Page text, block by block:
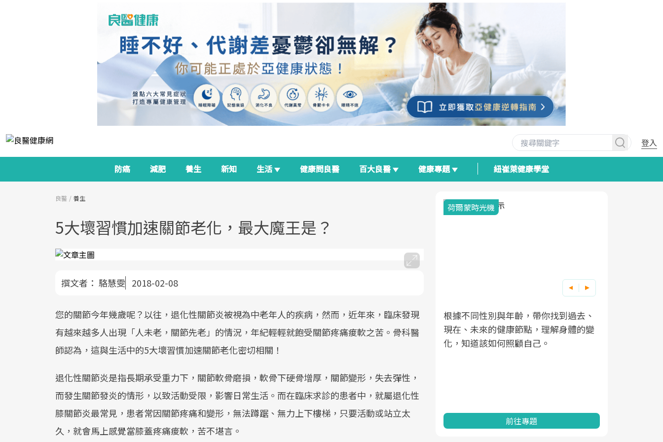
登入
防癌 減肥 養生 新知 生活 健康問良醫 百大良醫 健康專題 紐崔萊健康學堂
良醫 養生
5大壞習慣加速關節老化，最大魔王是？
撰文者： 駱慧雯 2018-02-08
您的關節今年幾歲呢？以往，退化性關節炎被視為中老年人的疾病，然而，近年來，臨床發現
有越來越多人出現「人未老，關節先老」的情況，年紀輕輕就飽受關節疼痛痠軟之苦。骨科醫
師認為，這與生活中的5大壞習慣加速關節老化密切相關！
退化性關節炎是指長期承受重力下，關節軟骨磨損，軟骨下硬骨增厚，關節變形，失去彈性，
而發生關節發炎的情形，以致活動受限，影響日常生活。而在臨床求診的患者中，就屬退化性
膝關節炎最常見，患者常因關節疼痛和變形，無法蹲踞、無力上下樓梯，只要活動或站立太
久，就會馬上感覺當膝蓋疼痛痠軟，苦不堪言。
面對超高齡社會的浪潮，台灣正在快速
邁向「健康照護」的新時代。隨著國家
照3.0」的推進，「預防醫學」已成全民
關注的核心議題。然而，健檢不只是醫
療院所的服務，更是民眾了解自身健康
狀況、啟動健康管理的重要起點。
前往專題
2025年，就到良醫生活祭體驗「一站式
健康新生活」，從講座、體驗到運動，
前往專題
良醫健康網從「換季的身體變化」出
發，透過醫學觀點與日常感受的對話，
改善行動。
前往專題
荷爾蒙時光機
根據不同性別與年齡，帶你找到過去、
現在、未來的健康節點，理解身體的變
化，知道該如何照顧自己。
前往專題